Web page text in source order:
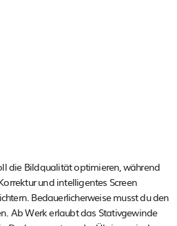
die Bildqualität optimieren, während
und intelligentes Screen
Bedauerlicherweise musst du den
Ab Werk erlaubt das Stativgewinde